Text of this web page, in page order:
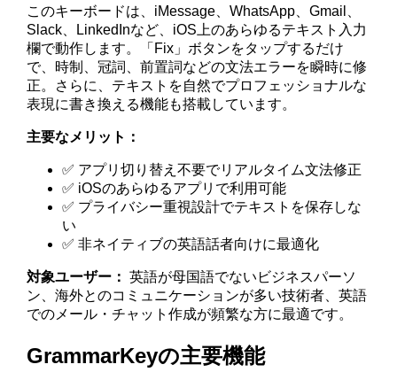
このキーボードは、iMessage、WhatsApp、Gmail、
Slack、LinkedInなど、iOS上のあらゆるテキスト入力
欄で動作します。「Fix」ボタンをタップするだけ
で、時制、冠詞、前置詞などの文法エラーを瞬時に修
正。さらに、テキストを自然でプロフェッショナルな
表現に書き換える機能も搭載しています。
主要なメリット：
✅ アプリ切り替え不要でリアルタイム文法修正
✅ iOSのあらゆるアプリで利用可能
✅ プライバシー重視設計でテキストを保存しな
い
✅ 非ネイティブの英語話者向けに最適化
対象ユーザー： 英語が母国語でないビジネスパーソ
ン、海外とのコミュニケーションが多い技術者、英語
でのメール・チャット作成が頻繁な方に最適です。
GrammarKeyの主要機能